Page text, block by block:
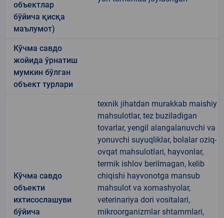
объектлар
бўйича қисқа
маълумот)
Кўчма савдо
жойида ўрнатиш
мумкин бўлган
объект турлари
Кўчма савдо
объекти
ихтисослашуви
бўйича
texnik jihatdan murakkab maishiy
mahsulotlar, tez buziladigan
tovarlar, yengil alangalanuvchi va
yonuvchi suyuqliklar, bolalar oziq-
ovqat mahsulotlari, hayvonlar,
termik ishlov berilmagan, kelib
chiqishi hayvonotga mansub
mahsulot va xomashyolar,
veterinariya dori vositalari,
mikroorganizmlar shtammlari,